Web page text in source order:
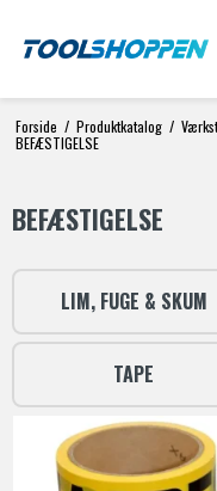
Forside / Produktkatalog /
BEFÆSTIGELSE
BEFÆSTIGELSE
LIM, FUGE & SKUM
TAPE